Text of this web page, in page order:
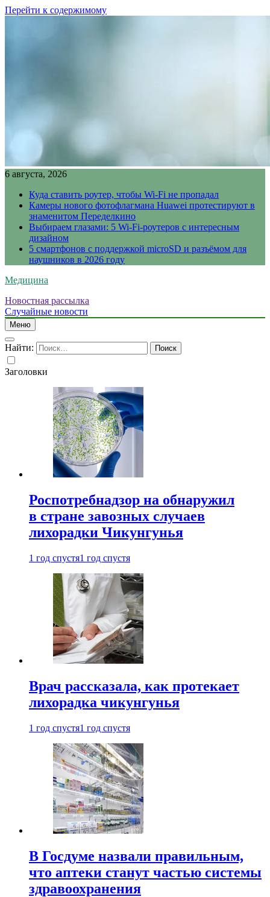
Перейти к содержимому
6 августа, 2026
Куда ставить роутер, чтобы Wi-Fi не пропадал
Камеры нового фотофлагмана Huawei протестируют в
знаменитом Переделкино
Выбираем глазами: 5 Wi-Fi-роутеров с интересным
дизайном
5 смартфонов с поддержкой microSD и разъёмом для
наушников в 2026 году
Медицина
Новостная рассылка
Случайные новости
Меню
Найти:
Заголовки
Роспотребнадзор на обнаружил
в стране завозных случаев
лихорадки Чикунгунья
1 год спустя1 год спустя
Врач рассказала, как протекает
лихорадка чикунгунья
1 год спустя1 год спустя
В Госдуме назвали правильным,
что аптеки станут частью системы
здравоохранения